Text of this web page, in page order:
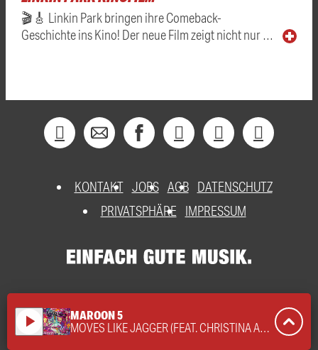
🎬🎸 Linkin Park bringen ihre Comeback-
Geschichte ins Kino! Der neue Film zeigt nicht nur …
KONTAKT JOBS AGB DATENSCHUTZ
PRIVATSPHÄRE
IMPRESSUM
play_arrow MAROON 5
MOVES LIKE JAGGER (FEAT. CHRISTINA AGUILERA)